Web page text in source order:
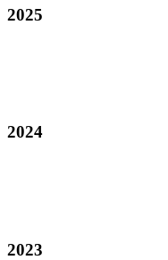
2025
2024
2023